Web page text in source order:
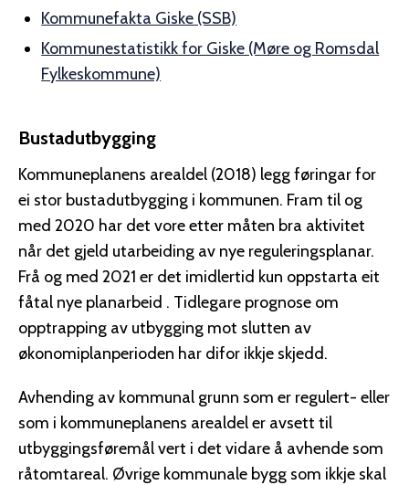
Kommunefakta Giske (SSB)
Kommunestatistikk for Giske (Møre og Romsdal
Fylkeskommune)
Bustadutbygging
Kommuneplanens arealdel (2018) legg føringar for
ei stor bustadutbygging i kommunen. Fram til og
med 2020 har det vore etter måten bra aktivitet
når det gjeld utarbeiding av nye reguleringsplanar.
Frå og med 2021 er det imidlertid kun oppstarta eit
fåtal nye planarbeid . Tidlegare prognose om
opptrapping av utbygging mot slutten av
økonomiplanperioden har difor ikkje skjedd.
Avhending av kommunal grunn som er regulert- eller
som i kommuneplanens arealdel er avsett til
utbyggingsføremål vert i det vidare å avhende som
råtomtareal. Øvrige kommunale bygg som ikkje skal